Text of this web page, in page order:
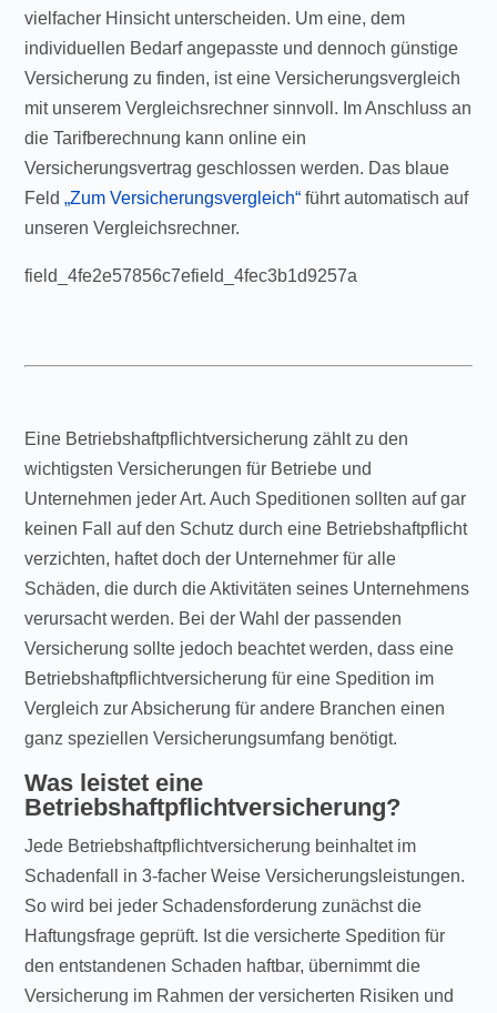
vielfacher Hinsicht unterscheiden. Um eine, dem
individuellen Bedarf angepasste und dennoch günstige
Versicherung zu finden, ist eine Versicherungsvergleich
mit unserem Vergleichsrechner sinnvoll. Im Anschluss an
die Tarifberechnung kann online ein
Versicherungsvertrag geschlossen werden. Das blaue
Feld„Zum Versicherungsvergleich“ führt automatisch auf
unseren Vergleichsrechner.
field_4fe2e57856c7efield_4fec3b1d9257a
Eine Betriebshaftpflichtversicherung zählt zu den
wichtigsten Versicherungen für Betriebe und
Unternehmen jeder Art. Auch Speditionen sollten auf gar
keinen Fall auf den Schutz durch eine Betriebshaftpflicht
verzichten, haftet doch der Unternehmer für alle
Schäden, die durch die Aktivitäten seines Unternehmens
verursacht werden. Bei der Wahl der passenden
Versicherung sollte jedoch beachtet werden, dass eine
Betriebshaftpflichtversicherung für eine Spedition im
Vergleich zur Absicherung für andere Branchen einen
ganz speziellen Versicherungsumfang benötigt.
Was leistet eine
Betriebshaftpflichtversicherung?
Jede Betriebshaftpflichtversicherung beinhaltet im
Schadenfall in 3-facher Weise Versicherungsleistungen.
So wird bei jeder Schadensforderung zunächst die
Haftungsfrage geprüft. Ist die versicherte Spedition für
den entstandenen Schaden haftbar, übernimmt die
Versicherung im Rahmen der versicherten Risiken und